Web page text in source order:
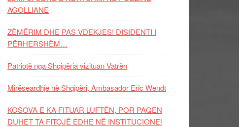
AGOLLIANE
ZËMËRIM DHE PAS VDEKJES! DISIDENTI I
PËRHERSHËM…
Patriotë nga Shqipëria vizituan Vatrën
Mirëseardhje në Shqipëri, Ambasador Eric Wendt
KOSOVA E KA FITUAR LUFTËN, POR PAQEN
DUHET TA FITOJË EDHE NË INSTITUCIONE!